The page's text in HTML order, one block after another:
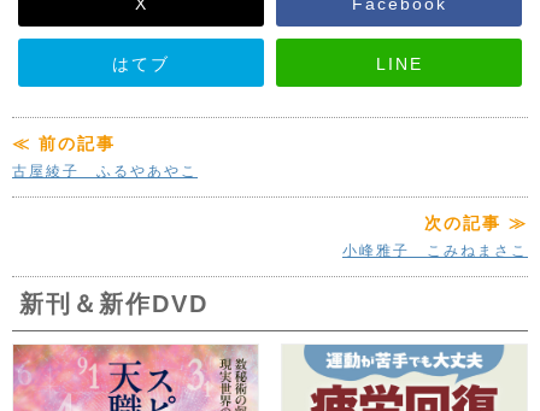
はてブ LINE
≪ 前の記事
古屋綾子 ふるやあやこ
次の記事 ≫
小峰雅子 こみねまさこ
新刊＆新作DVD